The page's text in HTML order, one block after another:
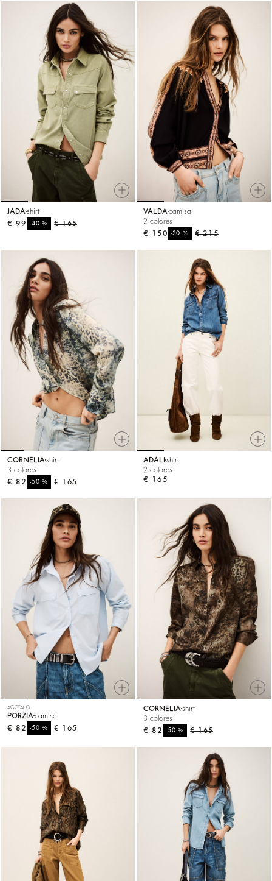
JADA shirt
€ 165
-40%
€ 99
VALDA camisa
2 colores
€ 215
-30%
€ 150
CORNELIA shirt
3 colores
€ 165
-50%
€ 82
ADALI shirt
2 colores
€ 165
AGOTADO
PORZIA camisa
€ 165
-50%
€ 82
CORNELIA shirt
3 colores
€ 165
-50%
€ 82